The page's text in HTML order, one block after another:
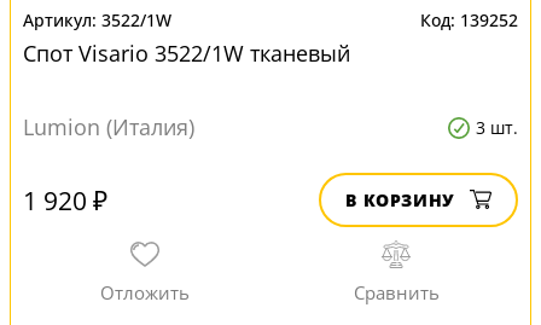
3522/1W 139252
Спот Visario 3522/1W тканевый
Lumion (Италия) 3 шт.
1 920 ₽ В КОРЗИНУ